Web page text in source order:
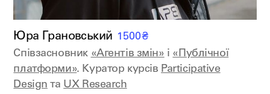
Юра Грановський 1500₴
Співзасновник «Агентів змін» і «Публічної
платформи». Куратор курсів Participative
Design та UX Research